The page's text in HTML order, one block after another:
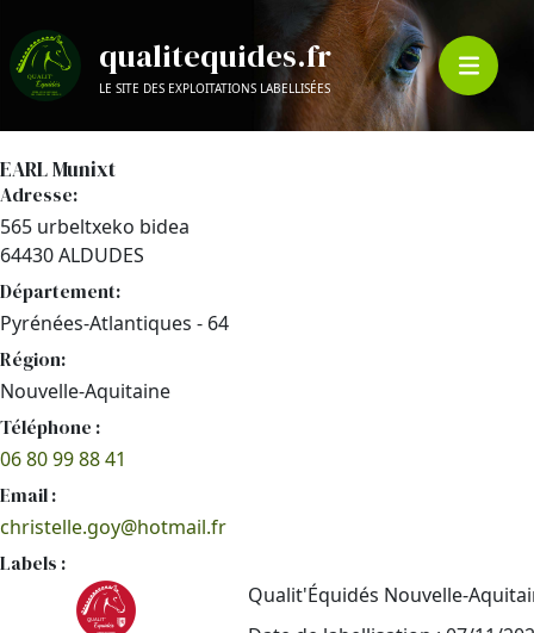
qualitequides.fr
LE SITE DES EXPLOITATIONS LABELLISÉES
EARL Munixt
Adresse:
565 urbeltxeko bidea
64430 ALDUDES
Département:
Pyrénées-Atlantiques - 64
Région:
Nouvelle-Aquitaine
Téléphone :
06 80 99 88 41
Email :
christelle.goy@hotmail.fr
Labels :
Qualit'Équidés Nouvelle-